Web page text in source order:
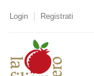
Login Registrati